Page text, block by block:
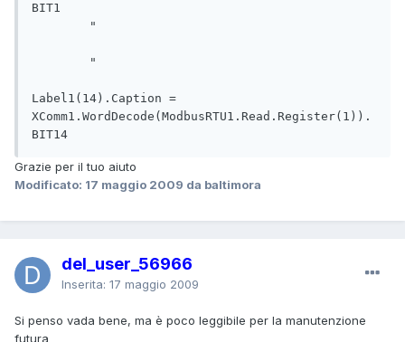
BIT1
"
"
Label1(14).Caption =
XComm1.WordDecode(ModbusRTU1.Read.Register(1)).
BIT14
Grazie per il tuo aiuto
Modificato: 17 maggio 2009 da baltimora
del_user_56966
Inserita: 17 maggio 2009
Si penso vada bene, ma è poco leggibile per la manutenzione
futura